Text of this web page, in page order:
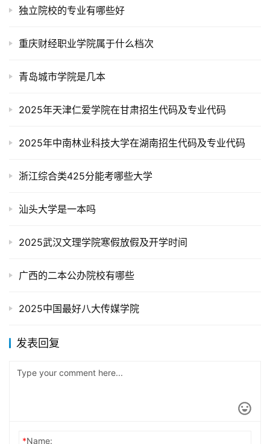
独立院校的专业有哪些好
重庆财经职业学院属于什么档次
青岛城市学院是几本
2025年天津仁爱学院在甘肃招生代码及专业代码
2025年中南林业科技大学在湖南招生代码及专业代码
浙江综合类425分能考哪些大学
汕头大学是一本吗
2025武汉文理学院寒假放假及开学时间
广西的二本公办院校有哪些
2025中国最好八大传媒学院
发表回复
*Name: